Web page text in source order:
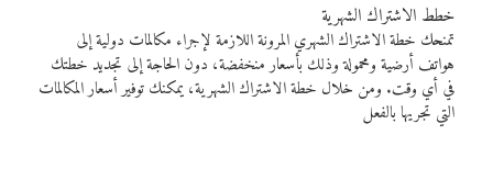
خطط الاشتراك الشهرية
تمنحك خطة الاشتراك الشهري المرونة اللازمة لإجراء مكالمات دولية إلى
هواتف أرضية ومحمولة وذلك بأسعار منخفضة، دون الحاجة إلى تجديد خطتك
في أي وقت. ومن خلال خطة الاشتراك الشهرية، يمكنك توفير أسعار المكالمات
التي تجريها بالفعل